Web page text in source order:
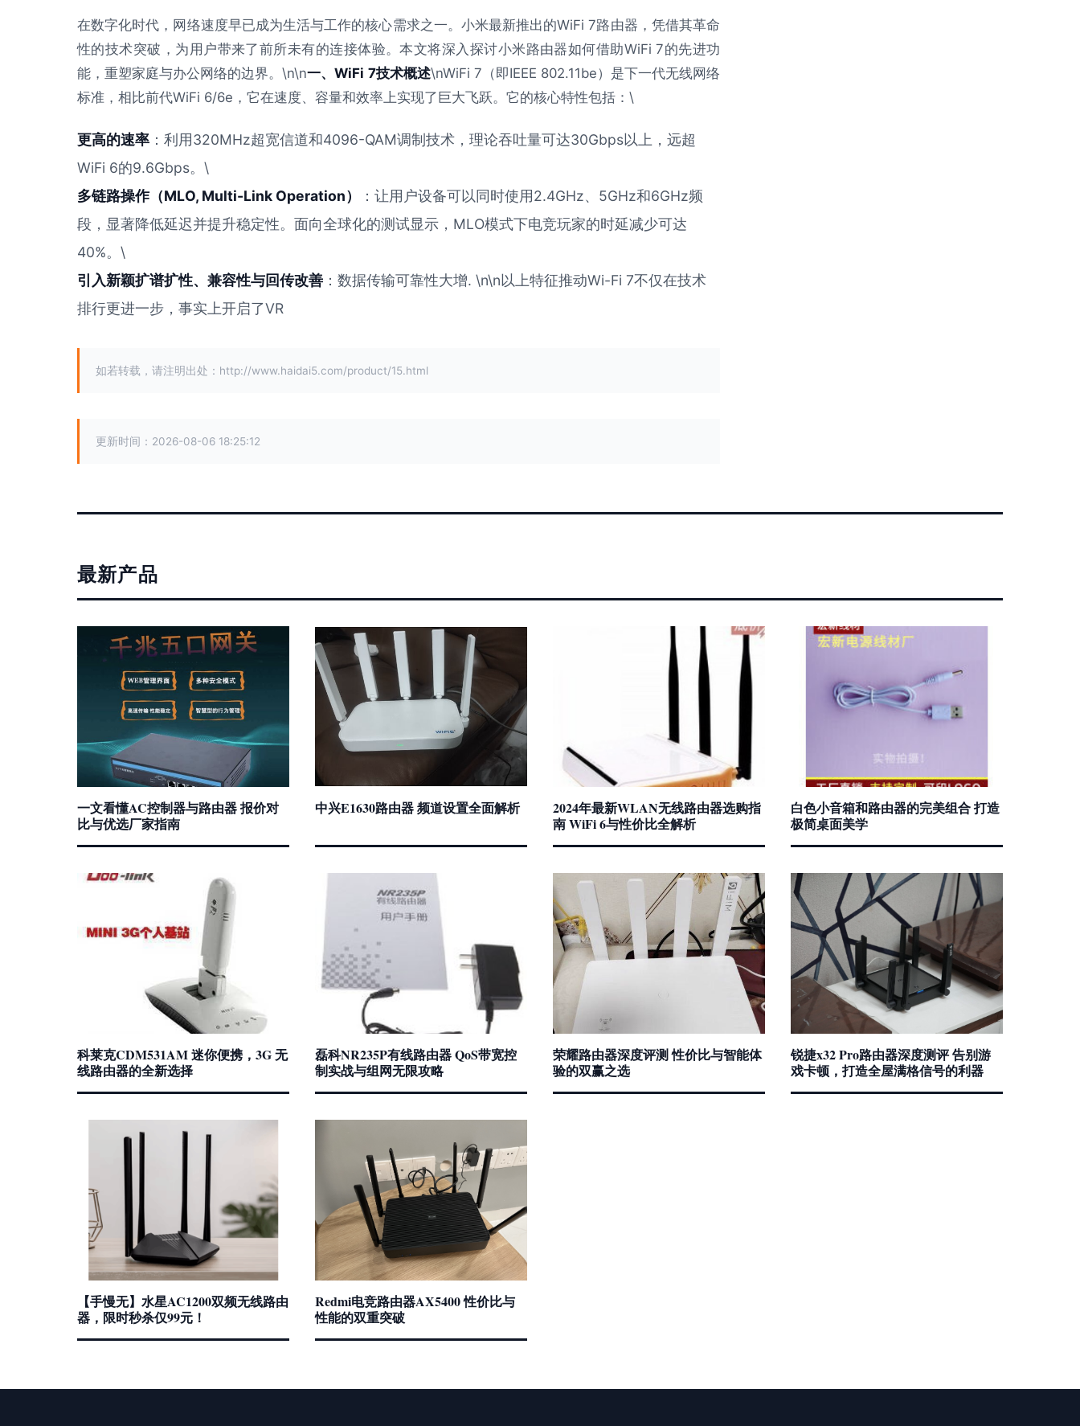
在数字化时代，网络速度早已成为生活与工作的核心需求之一。小米最新推出的WiFi 7路由器，凭借其革命
性的技术突破，为用户带来了前所未有的连接体验。本文将深入探讨小米路由器如何借助WiFi 7的先进功
能，重塑家庭与办公网络的边界。\n\n一、WiFi 7技术概述\nWiFi 7（即IEEE 802.11be）是下一代无线网络
标准，相比前代WiFi 6/6e，它在速度、容量和效率上实现了巨大飞跃。它的核心特性包括：\
更高的速率 ：利用320MHz超宽信道和4096-QAM调制技术，理论吞吐量可达30Gbps以上，远超
WiFi 6的9.6Gbps。\
多链路操作（MLO, Multi-Link Operation）
：让用户设备可以同时使用2.4GHz、5GHz和6GHz频
段，显著降低延迟并提升稳定性。面向全球化的测试显示，MLO模式下电竞玩家的时延减少可达
40%。\
引入新颖扩谱扩性、兼容性与回传改善 ：数据传输可靠性大增. \n\n以上特征推动Wi-Fi 7不仅在技术
排行更进一步，事实上开启了VR
如若转载，请注明出处：http://www.haidai5.com/product/15.html
更新时间：2026-08-06 18:25:12
最新产品
一文看懂AC控制器与路由器 报价对
比与优选厂家指南
中兴E1630路由器 频道设置全面解析
2024年最新WLAN无线路由器选购指
南 WiFi 6与性价比全解析
白色小音箱和路由器的完美组合 打造
极简桌面美学
科莱克CDM531AM 迷你便携，3G 无
线路由器的全新选择
磊科NR235P有线路由器 QoS带宽控
制实战与组网无限攻略
荣耀路由器深度评测 性价比与智能体
验的双赢之选
锐捷x32 Pro路由器深度测评 告别游
戏卡顿，打造全屋满格信号的利器
【手慢无】水星AC1200双频无线路由
器，限时秒杀仅99元！
Redmi电竞路由器AX5400 性价比与
性能的双重突破